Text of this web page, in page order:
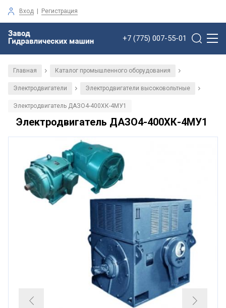
Вход | Регистрация
+7 (775) 007-55-01
Главная / Каталог промышленного оборудования /
Электродвигатели / Электродвигатели высоковольтные /
Электродвигатель ДАЗО4-400ХК-4МУ1
Электродвигатель ДАЗО4-400ХК-4МУ1